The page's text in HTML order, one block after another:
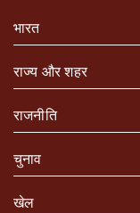
भारत
राज्य और शहर
राजनीति
चुनाव
खेल